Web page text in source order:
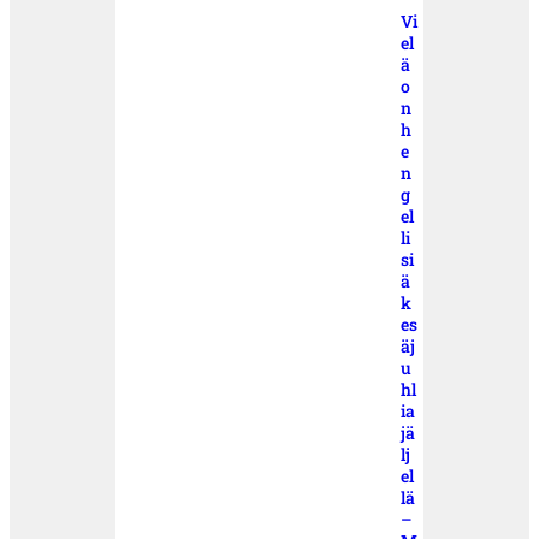
Vi
el
ä
o
n
h
e
n
g
el
li
si
ä
k
es
äj
u
hl
ia
jä
lj
el
lä
–